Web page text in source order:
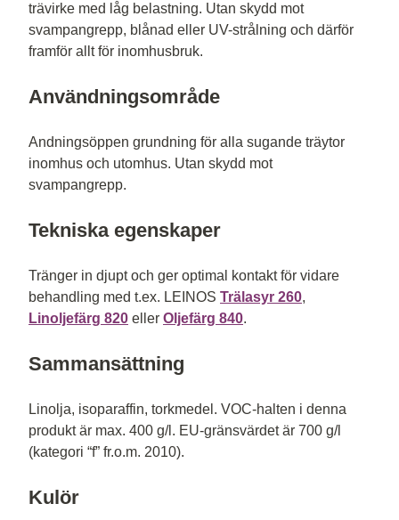
trävirke med låg belastning. Utan skydd mot
svampangrepp, blånad eller UV-strålning och därför
framför allt för inomhusbruk.
Användningsområde
Andningsöppen grundning för alla sugande träytor
inomhus och utomhus. Utan skydd mot
svampangrepp.
Tekniska egenskaper
Tränger in djupt och ger optimal kontakt för vidare
behandling med t.ex. LEINOS Trälasyr 260,
Linoljefärg 820 eller Oljefärg 840.
Sammansättning
Linolja, isoparaffin, torkmedel. VOC-halten i denna
produkt är max. 400 g/l. EU-gränsvärdet är 700 g/l
(kategori “f” fr.o.m. 2010).
Kulör